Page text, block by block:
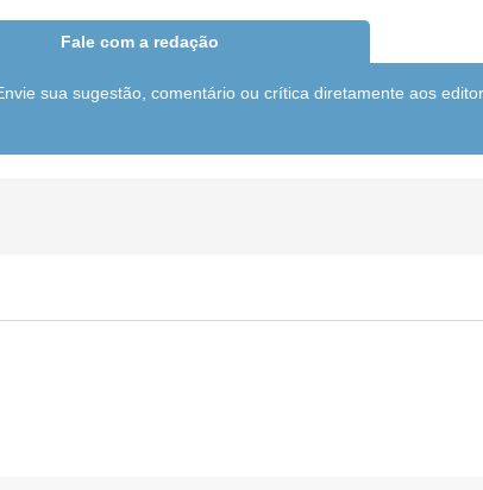
Fale com a redação
sua sugestão, comentário ou crítica diretamente aos